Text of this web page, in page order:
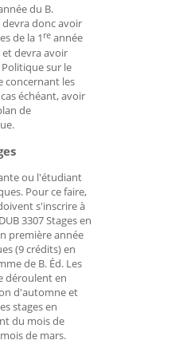
du B.
devra donc avoir
de la 1 re année
devra avoir
sur le
concernant les
échéant, avoir
de
ou l'étudiant
Pour ce faire,
s'inscrire à
3307 Stages en
première année
(9 crédits) en
de B. Éd. Les
déroulent en
d'automne et
stages en
du mois de
de mars.